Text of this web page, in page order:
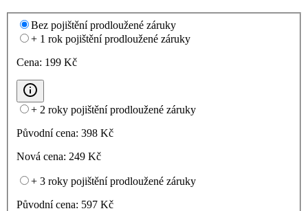
Bez pojištění prodloužené záruky
+ 1 rok pojištění prodloužené záruky
Cena: 199 Kč
+ 2 roky pojištění prodloužené záruky
Původní cena: 398 Kč
Nová cena: 249 Kč
+ 3 roky pojištění prodloužené záruky
Původní cena: 597 Kč